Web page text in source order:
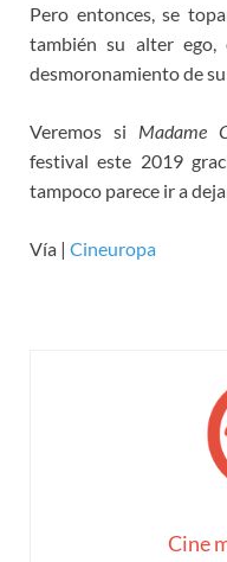
Pero entonces, se
también su alter
desmoronamiento de
Veremos si Madame
festival este 2019
tampoco parece ir a
Vía | Cineuropa
Cine